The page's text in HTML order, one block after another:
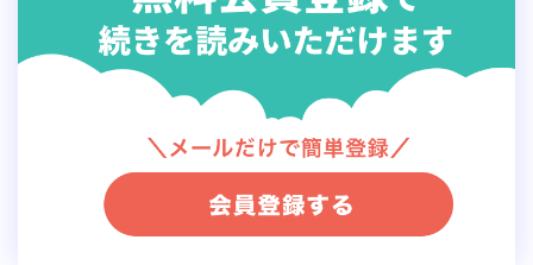
②インデックス
③ランキング
画像でまとめると以下の流れになります。